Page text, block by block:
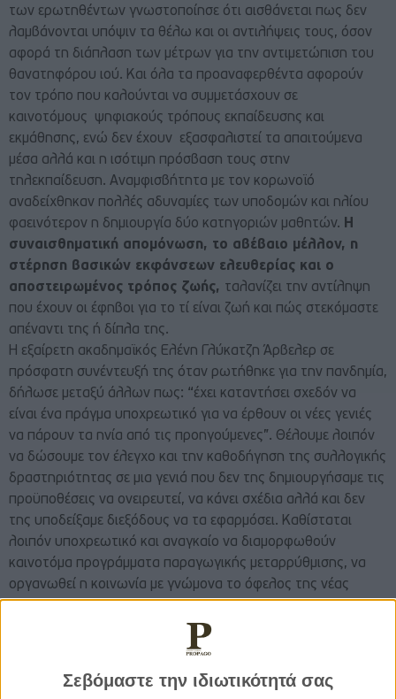
Σεβόμαστε την ιδιωτικότητά σας
των ερωτηθέντων γνωστοποίησε ότι αισθάνεται πως δεν
λαμβάνονται υπόψιν τα θέλω και οι αντιλήψεις τους, όσον
αφορά τη διάπλαση των μέτρων για την αντιμετώπιση του
θανατηφόρου ιού. Και όλα τα προαναφερθέντα αφορούν
τον τρόπο που καλούνται να συμμετάσχουν σε
καινοτόμους ψηφιακούς τρόπους εκπαίδευσης και
εκμάθησης, ενώ δεν έχουν εξασφαλιστεί τα απαιτούμενα
μέσα αλλά και η ισότιμη πρόσβαση τους στην
τηλεκπαίδευση. Αναμφισβήτητα με τον κορωνοϊό
αναδείχθηκαν πολλές αδυναμίες των υποδομών και ηλίου
φαεινότερον η δημιουργία δύο κατηγοριών μαθητών. Η
συναισθηματική απομόνωση, το αβέβαιο μέλλον, η
στέρηση βασικών εκφάνσεων ελευθερίας και ο
αποστειρωμένος τρόπος ζωής, ταλανίζει την αντίληψη
που έχουν οι έφηβοι για το τί είναι ζωή και πώς στεκόμαστε
απέναντι της ή δίπλα της.
Η εξαίρετη ακαδημαϊκός Ελένη Γλύκατζη Άρβελερ σε
πρόσφατη συνέντευξή της όταν ρωτήθηκε για την πανδημία,
δήλωσε μεταξύ άλλων πως: “έχει καταντήσει σχεδόν να
είναι ένα πράγμα υποχρεωτικό για να έρθουν οι νέες γενιές
να πάρουν τα ηνία από τις προηγούμενες”. Θέλουμε λοιπόν
να δώσουμε τον έλεγχο και την καθοδήγηση της συλλογικής
δραστηριότητας σε μια γενιά που δεν της δημιουργήσαμε τις
προϋποθέσεις να ονειρευτεί, να κάνει σχέδια αλλά και δεν
της υποδείξαμε διεξόδους να τα εφαρμόσει. Καθίσταται
λοιπόν υποχρεωτικό και αναγκαίο να διαμορφωθούν
καινοτόμα προγράμματα παραγωγικής μεταρρύθμισης, να
οργανωθεί η κοινωνία με γνώμονα το όφελος της νέας
του κορωνοϊού” να μετονομαστεί σε “γενιά των ίσων
παντοίους τρόπους στη διαμόρφωση ισχυρών